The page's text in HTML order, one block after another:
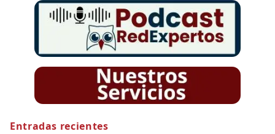
Entradas recientes